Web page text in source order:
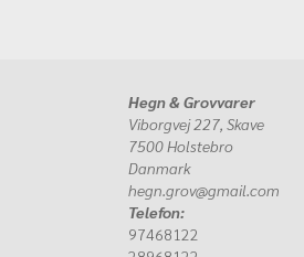
Hegn & Grovvarer
Viborgvej 227, Skave
7500 Holstebro
Danmark
hegn.grov@gmail.com
Telefon:
97468122